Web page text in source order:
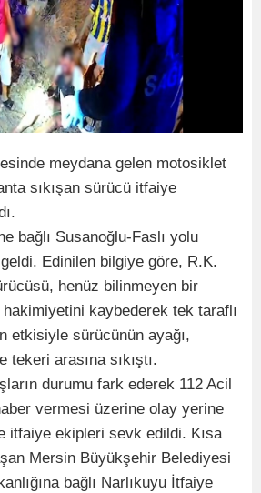
meydana gelen motosiklet
sıkışan sürücü itfaiye
bağlı Susanoğlu-Faslı yolu
Edinilen bilgiye göre, R.K.
henüz bilinmeyen bir
kaybederek tek taraflı
etkisiyle sürücünün ayağı,
tekeri arasına sıkıştı.
durumu fark ederek 112 Acil
vermesi üzerine olay yerine
itfaiye ekipleri sevk edildi. Kısa
Mersin Büyükşehir Belediyesi
bağlı Narlıkuyu İtfaiye